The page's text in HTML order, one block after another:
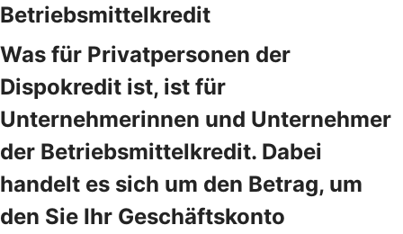
Betriebsmittelkredit
Was für Privatpersonen der
Dispokredit ist, ist für
Unternehmerinnen und Unternehmer
der Betriebsmittelkredit. Dabei
handelt es sich um den Betrag, um
den Sie Ihr Geschäftskonto